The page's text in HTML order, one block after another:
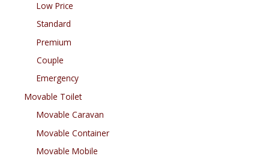
Low Price
Standard
Premium
Couple
Emergency
Movable Toilet
Movable Caravan
Movable Container
Movable Mobile